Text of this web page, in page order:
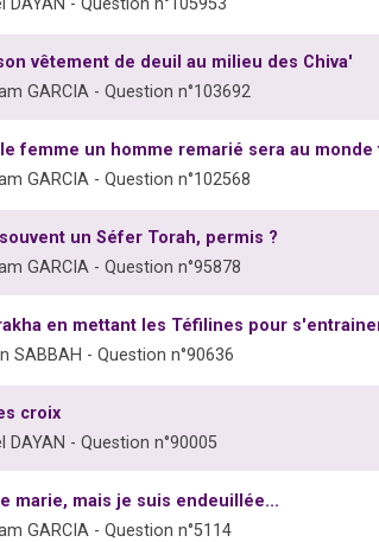
vêtement de deuil au milieu des Chiva'
GARCIA - Question n°103692
femme un homme remarié sera au monde
GARCIA - Question n°102568
un Séfer Torah, permis ?
GARCIA - Question n°95878
en mettant les Téfilines pour
SABBAH - Question n°90636
croix
DAYAN - Question n°90005
marie, mais je suis endeuillée...
GARCIA - Question n°5114